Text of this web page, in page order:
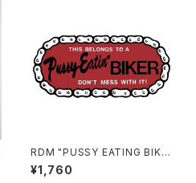
RDM "PUSSY EATING BIKE
R" Reflective Sticker
¥1,760